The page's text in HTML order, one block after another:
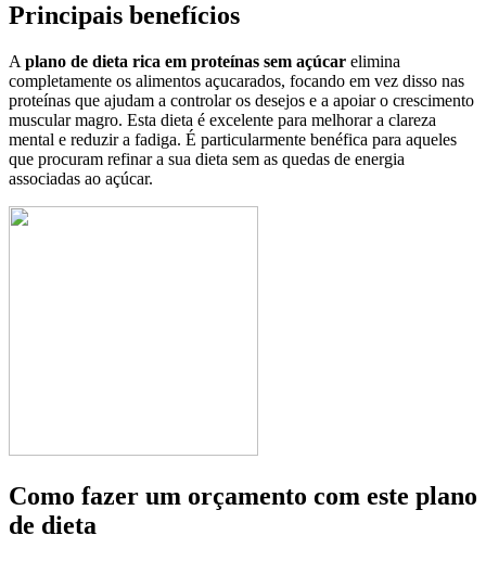
Principais benefícios
A plano de dieta rica em proteínas sem açúcar elimina
completamente os alimentos açucarados, focando em vez disso nas
proteínas que ajudam a controlar os desejos e a apoiar o crescimento
muscular magro. Esta dieta é excelente para melhorar a clareza
mental e reduzir a fadiga. É particularmente benéfica para aqueles
que procuram refinar a sua dieta sem as quedas de energia
associadas ao açúcar.
Como fazer um orçamento com este plano
de dieta